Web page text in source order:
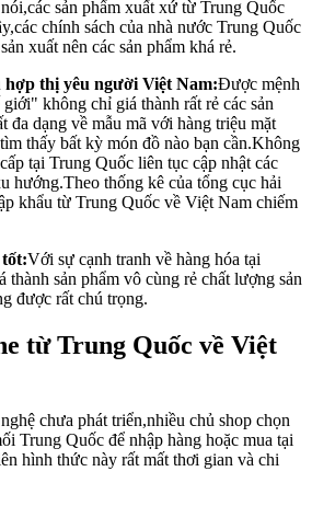
sản phẩm xuất xứ từ Trung Quốc
chính sách của nhà nước Trung Quốc
xuất nên các sản phẩm khá rẻ.
thị yêu người Việt Nam:Được mệnh
không chỉ giá thành rất rẻ các sản
đa dạng về mẫu mã với hàng triệu mặt
thấy bất kỳ món đồ nào bạn cần.Không
tại Trung Quốc liên tục cập nhật các
hướng.Theo thống kê của tổng cục hải
khẩu từ Trung Quốc về Việt Nam chiếm
Với sự cạnh tranh về hàng hóa tại
thành sản phẩm vô cùng rẻ chất lượng sản
được rất chú trọng.
từ Trung Quốc về Việt
chưa phát triển,nhiều chủ shop chọn
Trung Quốc để nhập hàng hoặc mua tại
hình thức này rất mất thơi gian và chi